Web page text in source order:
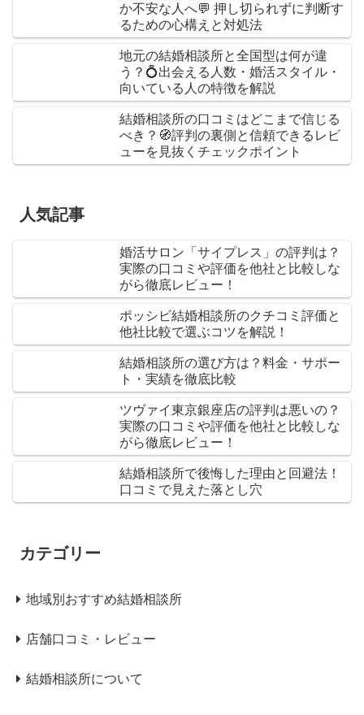
か不安な人へ💬 押し切られずに判断す
るための心構えと対処法
地元の結婚相談所と全国型は何が違
う？💍出会える人数・婚活スタイル・
向いている人の特徴を解説
結婚相談所の口コミはどこまで信じる
べき？🧭評判の裏側と信頼できるレビ
ューを見抜くチェックポイント
人気記事
婚活サロン「サイプレス」の評判は？
実際の口コミや評価を他社と比較しな
がら徹底レビュー！
ポッシビ結婚相談所のクチコミ評価と
他社比較で選ぶコツを解説！
結婚相談所の選び方は？料金・サポー
ト・実績を徹底比較
ツヴァイ東京銀座店の評判は悪いの？
実際の口コミや評価を他社と比較しな
がら徹底レビュー！
結婚相談所で後悔した理由と回避法！
口コミで見えた落とし穴
カテゴリー
地域別おすすめ結婚相談所
店舗口コミ・レビュー
結婚相談所について